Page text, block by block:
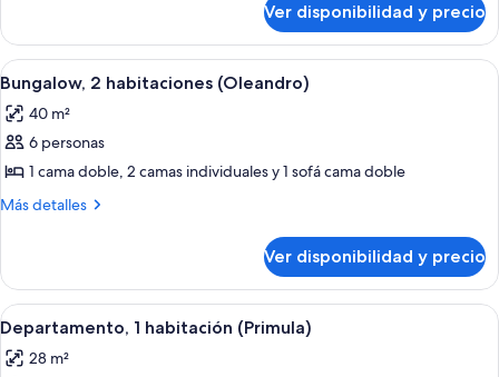
(Lavanda)
1
habitación,
balcón
(Lavanda)
Ver disponibilidad y precio
Ver
todas
las
fotos
de
Bungalow,
(Oleandro)
Un dormitorio con cama, mesitas de
6
Bungalow, 2 habitaciones (Oleandro)
40 m²
6 personas
1 cama doble, 2 camas individuales y 1 sofá cama doble
Más detalles
Más
2
habitaciones
(Oleandro)
Ver disponibilidad y precio
Ver
todas
las
Un dormitorio con cama, armario,
5
Departamento, 1 habitación (Primula)
28 m²